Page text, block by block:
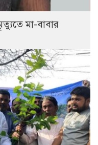
মা-বাবার